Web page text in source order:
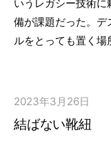
いうレガシー技術
備が課題だった。
ルをとっても置く
2023年3月26日
結ばない靴紐